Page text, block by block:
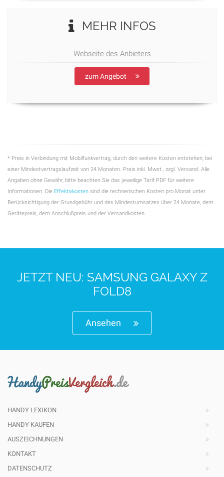
MEHR INFOS
Webseite des Anbieters
zum Angebot
* Preis in Verbindung mit Mobilfunkvertrag, durch den weitere Kosten entstehen, bei
einer Mindestvertragslaufzeit von 24 Monaten. Preis inkl. Mwst., zzgl. Versand. Alle
Angaben ohne Gewähr, bitte beachten Sie das jeweilige Tarif PDF für weitere
Informationen. Die Effektivkosten sind die rechnerischen Kosten pro Monat unter
Berücksichtigung der Grundgebühr und des Mindestumsatzes über 24 Monate, dem
Gerätepreis, dem Anschlußpreis und der Versandkosten.
JETZT NEU: SAMSUNG GALAXY Z
FOLD8
Ansehen
HANDY LEXIKON
HANDY KAUFEN
AUSZEICHNUNGEN
KONTAKT
DATENSCHUTZ